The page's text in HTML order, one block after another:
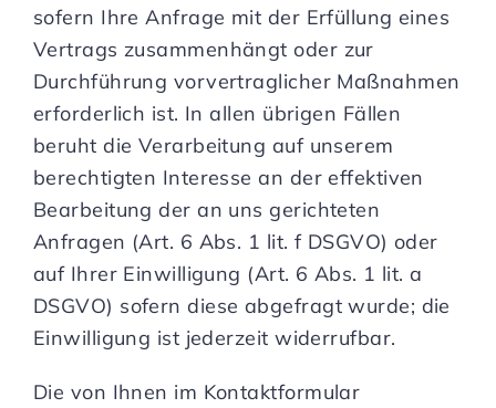
sofern Ihre Anfrage mit der Erfüllung eines
Vertrags zusammenhängt oder zur
Durchführung vorvertraglicher Maßnahmen
erforderlich ist. In allen übrigen Fällen
beruht die Verarbeitung auf unserem
berechtigten Interesse an der effektiven
Bearbeitung der an uns gerichteten
Anfragen (Art. 6 Abs. 1 lit. f DSGVO) oder
auf Ihrer Einwilligung (Art. 6 Abs. 1 lit. a
DSGVO) sofern diese abgefragt wurde; die
Einwilligung ist jederzeit widerrufbar.
Die von Ihnen im Kontaktformular